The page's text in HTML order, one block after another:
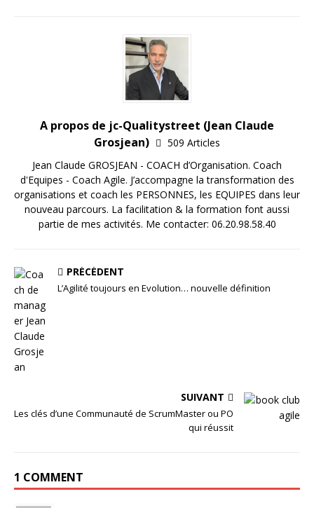
A propos de jc-Qualitystreet (Jean Claude
Grosjean)
509 Articles
Jean Claude GROSJEAN - COACH d’Organisation. Coach
d'Equipes - Coach Agile. J’accompagne la transformation des
organisations et coach les PERSONNES, les EQUIPES dans leur
nouveau parcours. La facilitation & la formation font aussi
partie de mes activités. Me contacter: 06.20.98.58.40
PRÉCÉDENT
L’Agilité toujours en Evolution… nouvelle définition
SUIVANT
Les clés d’une Communauté de ScrumMaster ou PO
qui réussit
1 COMMENT